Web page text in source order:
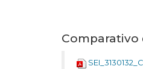
Comparativo